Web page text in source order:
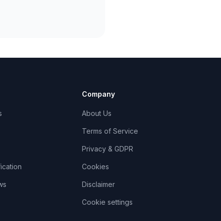
Company
About Us
Terms of Service
Privacy & GDPR
Cookies
Disclaimer
Cookie settings